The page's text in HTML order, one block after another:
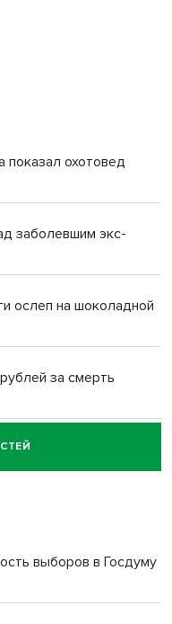
показал охотовед
заболевшим экс-
ослеп на шоколадной
за смерть
за смерть
селе лошади
избиение врачей
выборов в Госдуму